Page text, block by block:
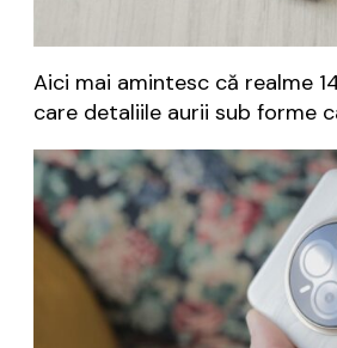
Aici mai amintesc că realme
care detaliile aurii sub forme